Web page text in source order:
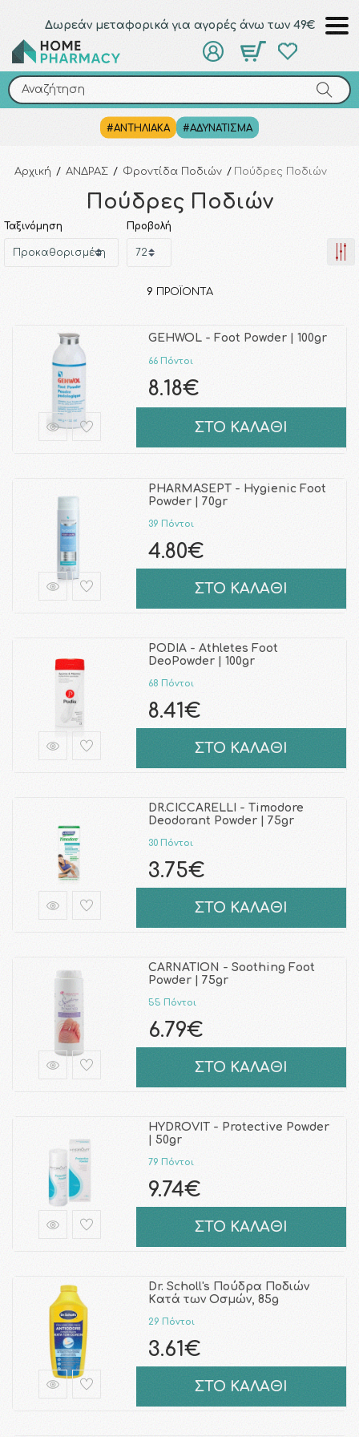
Δωρεάν μεταφορικά για αγορές άνω των 49€
Αναζήτηση
#ΑΝΤΗΛΙΑΚΑ #ΑΔΥΝΑΤΙΣΜΑ
Αναζήτηση
Αρχική / ΑΝΔΡΑΣ / Φροντίδα Ποδιών / Πούδρες Ποδιών
Πούδρες Ποδιών
Ταξινόμηση Προβολή
9 ΠΡΟΪΌΝΤΑ
GEHWOL - Foot Powder | 100gr
66 Πόντοι
8.18€
ΣΤΟ ΚΑΛΑΘΙ
PHARMASEPT - Hygienic Foot
Powder | 70gr
39 Πόντοι
4.80€
ΣΤΟ ΚΑΛΑΘΙ
PODIA - Athletes Foot
DeoPowder | 100gr
68 Πόντοι
8.41€
ΣΤΟ ΚΑΛΑΘΙ
DR.CICCARELLI - Timodore
Deodorant Powder | 75gr
30 Πόντοι
3.75€
ΣΤΟ ΚΑΛΑΘΙ
CARNATION - Soothing Foot
Powder | 75gr
55 Πόντοι
6.79€
ΣΤΟ ΚΑΛΑΘΙ
HYDROVIT - Protective Powder
| 50gr
79 Πόντοι
9.74€
ΣΤΟ ΚΑΛΑΘΙ
Dr. Scholl's Πούδρα Ποδιών
Kατά των Οσμών, 85g
29 Πόντοι
3.61€
ΣΤΟ ΚΑΛΑΘΙ